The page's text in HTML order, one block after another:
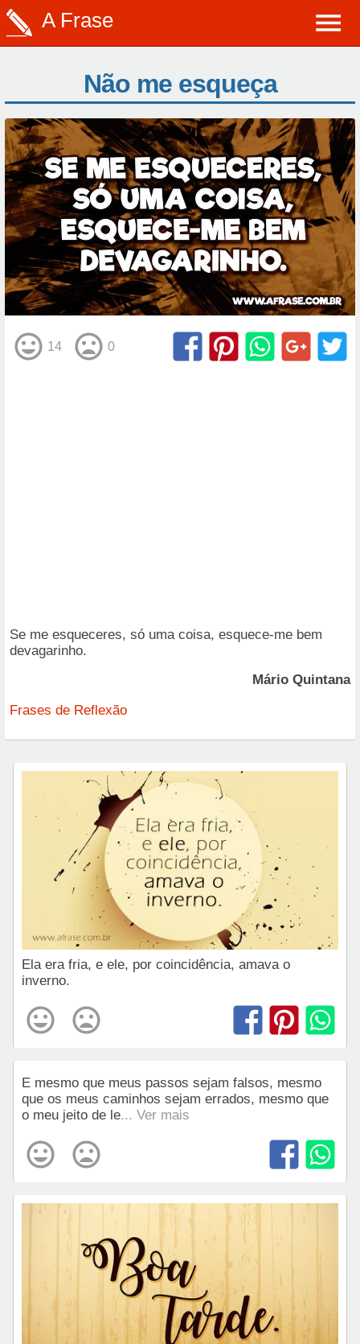
A Frase
Não me esqueça
14 0
Se me esqueceres, só uma coisa, esquece-me bem
devagarinho.
Mário Quintana
Frases de Reflexão
Ela era fria, e ele, por coincidência, amava o
inverno.
E mesmo que meus passos sejam falsos, mesmo
que os meus caminhos sejam errados, mesmo que
o meu jeito de le... Ver mais